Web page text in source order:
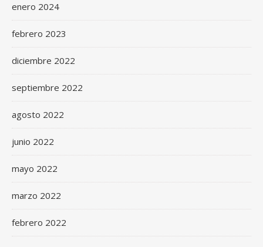
enero 2024
febrero 2023
diciembre 2022
septiembre 2022
agosto 2022
junio 2022
mayo 2022
marzo 2022
febrero 2022